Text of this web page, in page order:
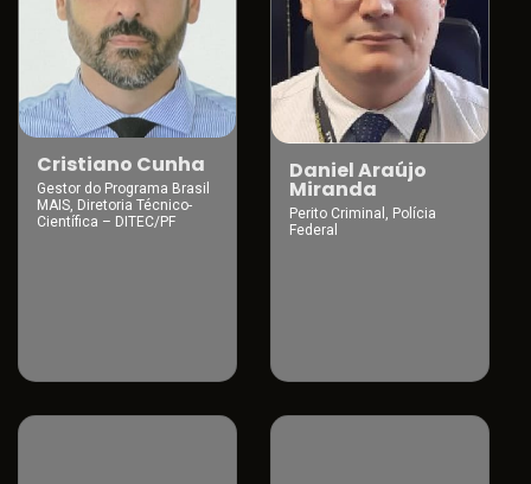
Cristiano Cunha
Gestor do Programa Brasil
MAIS, Diretoria Técnico-
Científica – DITEC/PF
Daniel Araújo
Miranda
Perito Criminal, Polícia
Federal